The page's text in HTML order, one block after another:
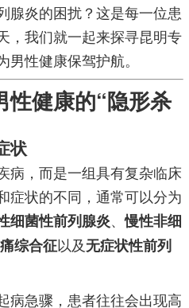
腺炎的困扰？这是每一位患
，我们就一起来探寻昆明专
性健康保驾护航。
性健康的“隐形杀
状
病，而是一组具有复杂临床
症状的不同，通常可以分为
细菌性前列腺炎、慢性非细
综合征以及无症状性前列
病急骤，患者往往会出现高